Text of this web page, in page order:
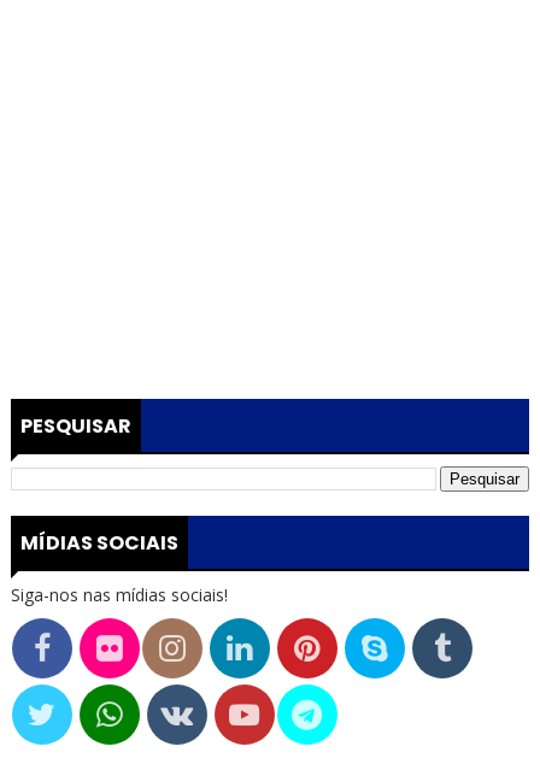
PESQUISAR
MÍDIAS SOCIAIS
Siga-nos nas mídias sociais!